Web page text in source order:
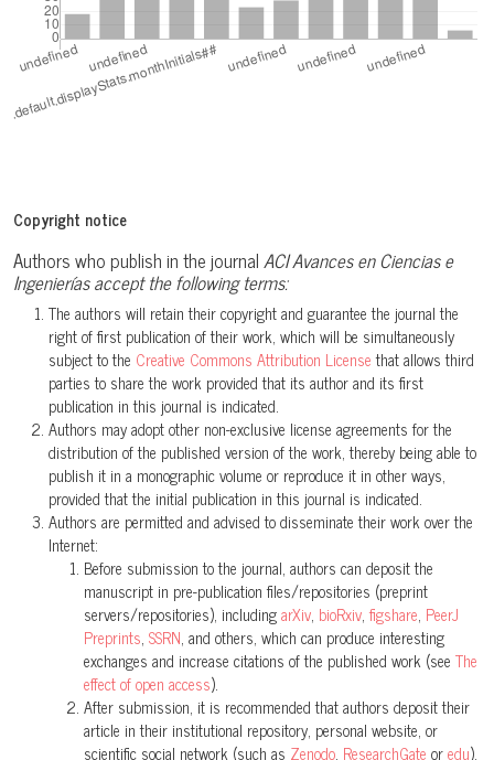
Salomón Ramírez Jaramillo, Carolina Pilar Reyes-Puig, Diego
Batallas, Mario Humberto Yánez-Muñoz(2018)
Ranas terrestres en los ecosistemas surandinos de Ecuador
IV: Una nueva especie de Pristimantis (Anura:
Strabomantidae) de los páramos sur del Parque Nacional
Juan C. Sánchez-Nivicela, Diana Székely, Luis A. Salagaje M.,
Nicolás Astudillo-Abad, Jaime Culebras, Ernesto Arbeláez Ortiz,
Paul Székely
(2024)
One hundred years of solitude: The rediscovery of
Pristimantis ruidus (Anura, Strabomantidae) in the southern
Andes, Ecuador and its phylogenetic relationships.
Zoosystematics and Evolution, 100(3), 1107.
10.3897/zse.100.119662
Copyright notice
Authors who publish in the journalACI Avances en Ciencias e
Ingenierías accept the following terms:
The authors will retain their copyright and guarantee the journal the
right of first publication of their work, which will be simultaneously
subject to the Creative Commons Attribution Licensethat allows third
parties to share the work provided that its author and its first
publication in this journal is indicated.
Authors may adopt other non-exclusive license agreements for the
distribution of the published version of the work, thereby being able to
publish it in a monographic volume or reproduce it in other ways,
provided that the initial publication in this journal is indicated.
Authors are permitted and advised to disseminate their work over the
Internet:
Before submission to the journal, authors can deposit the
manuscript in pre-publication files/repositories (preprint
servers/repositories), includingarXiv, bioRxiv, figshare, PeerJ
Preprints, SSRN, and others, which can produce interesting
exchanges and increase citations of the published work (see The
effect of open access).
After submission, it is recommended that authors deposit their
article in their institutional repository, personal website, or
scientific social network (such as Zenodo, ResearchGate oredu).